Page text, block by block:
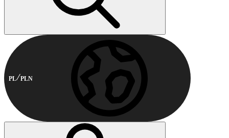
PL PLN